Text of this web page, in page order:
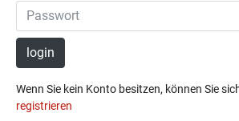
login
Wenn Sie kein Konto besitzen, können Sie
registrieren